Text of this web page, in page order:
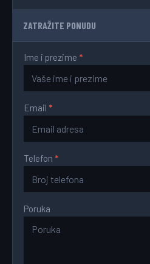
ZATRAŽITE PONUDU
Kontakt
forma
Ime i prezime *
Email *
Telefon *
Poruka